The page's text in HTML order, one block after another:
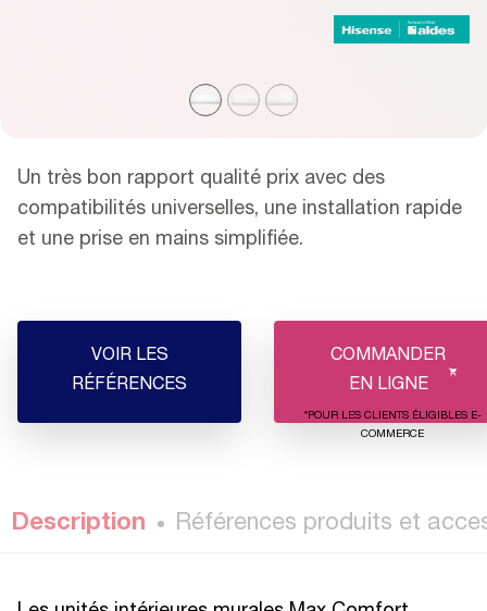
Un très bon rapport qualité prix avec des
compatibilités universelles, une installation rapide
et une prise en mains simplifiée.
VOIR LES
RÉFÉRENCES
COMMANDER
EN LIGNE
*POUR LES CLIENTS ÉLIGIBLES E-
COMMERCE
Description Références produits et